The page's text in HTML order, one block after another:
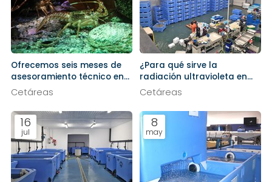
Ofrecemos seis meses de
asesoramiento técnico en
nuevos proyectos de
Cetáreas
¿Para qué sirve la
radiación ultravioleta en
una cetárea?
Cetáreas
16
jul
8
may